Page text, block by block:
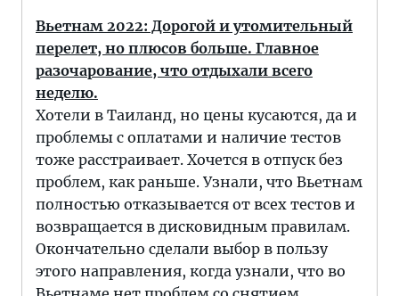
Вьетнам 2022: Дорогой и утомительный
перелет, но плюсов больше. Главное
разочарование, что отдыхали всего
неделю.
Хотели в Таиланд, но цены кусаются, да и
проблемы с оплатами и наличие тестов
тоже расстраивает. Хочется в отпуск без
проблем, как раньше. Узнали, что Вьетнам
полностью отказывается от всех тестов и
возвращается в дисковидным правилам.
Окончательно сделали выбор в пользу
этого направления, когда узнали, что во